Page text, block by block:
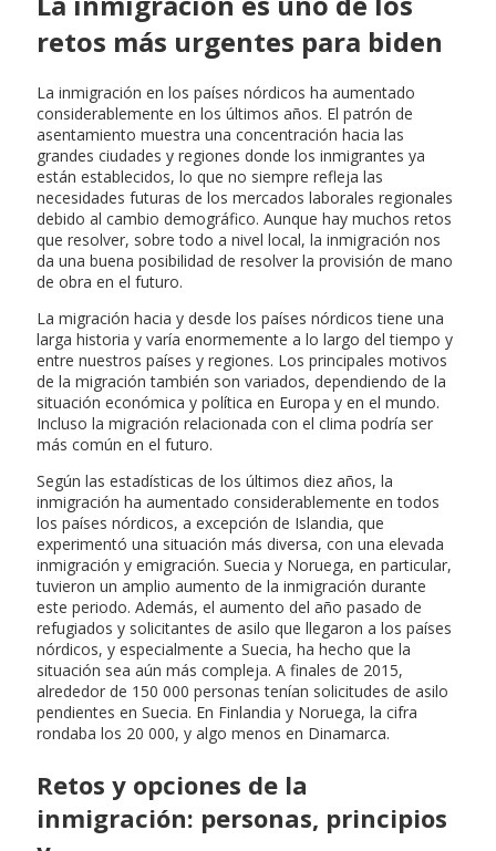
retos más urgentes para biden
La inmigración en los países nórdicos ha aumentado
considerablemente en los últimos años. El patrón de
asentamiento muestra una concentración hacia las
grandes ciudades y regiones donde los inmigrantes ya
están establecidos, lo que no siempre refleja las
necesidades futuras de los mercados laborales regionales
debido al cambio demográfico. Aunque hay muchos retos
que resolver, sobre todo a nivel local, la inmigración nos
da una buena posibilidad de resolver la provisión de mano
de obra en el futuro.
La migración hacia y desde los países nórdicos tiene una
larga historia y varía enormemente a lo largo del tiempo y
entre nuestros países y regiones. Los principales motivos
de la migración también son variados, dependiendo de la
situación económica y política en Europa y en el mundo.
Incluso la migración relacionada con el clima podría ser
más común en el futuro.
Según las estadísticas de los últimos diez años, la
inmigración ha aumentado considerablemente en todos
los países nórdicos, a excepción de Islandia, que
experimentó una situación más diversa, con una elevada
inmigración y emigración. Suecia y Noruega, en particular,
tuvieron un amplio aumento de la inmigración durante
este periodo. Además, el aumento del año pasado de
refugiados y solicitantes de asilo que llegaron a los países
nórdicos, y especialmente a Suecia, ha hecho que la
situación sea aún más compleja. A finales de 2015,
alrededor de 150 000 personas tenían solicitudes de asilo
pendientes en Suecia. En Finlandia y Noruega, la cifra
rondaba los 20 000, y algo menos en Dinamarca.
Retos y opciones de la
inmigración: personas, principios